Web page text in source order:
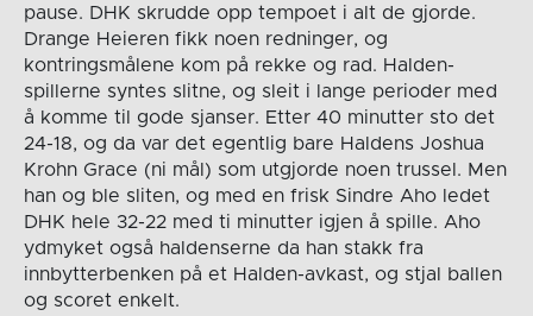
pause. DHK skrudde opp tempoet i alt de gjorde.
Drange Heieren fikk noen redninger, og
kontringsmålene kom på rekke og rad. Halden-
spillerne syntes slitne, og sleit i lange perioder med
å komme til gode sjanser. Etter 40 minutter sto det
24-18, og da var det egentlig bare Haldens Joshua
Krohn Grace (ni mål) som utgjorde noen trussel. Men
han og ble sliten, og med en frisk Sindre Aho ledet
DHK hele 32-22 med ti minutter igjen å spille. Aho
ydmyket også haldenserne da han stakk fra
innbytterbenken på et Halden-avkast, og stjal ballen
og scoret enkelt.